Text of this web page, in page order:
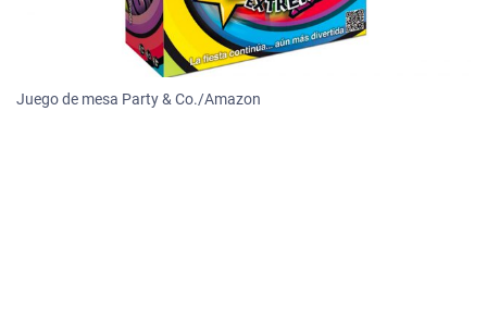
Juego de mesa Party & Co./Amazon